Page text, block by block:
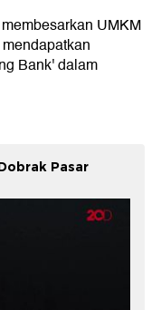
UMKM
Bank' dalam
Pasar